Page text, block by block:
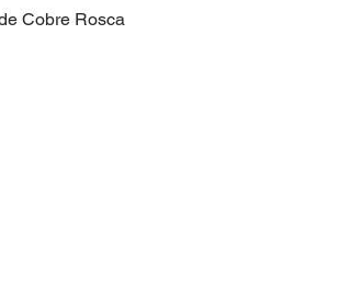
Cobre Rosca